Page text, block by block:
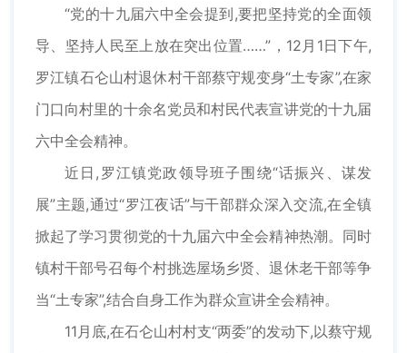
“党的十九届六中全会提到,要把坚持党的全面领
导、坚持人民至上放在突出位置……”，12月1日下午,
罗江镇石仑山村退休村干部蔡守规变身“土专家”,在家
门口向村里的十余名党员和村民代表宣讲党的十九届
六中全会精神。
近日,罗江镇党政领导班子围绕“话振兴、谋发
展”主题,通过“罗江夜话”与干部群众深入交流,在全镇
掀起了学习贯彻党的十九届六中全会精神热潮。同时
镇村干部号召每个村挑选屋场乡贤、退休老干部等争
当“土专家”,结合自身工作为群众宣讲全会精神。
11月底,在石仑山村村支“两委”的发动下,以蔡守规